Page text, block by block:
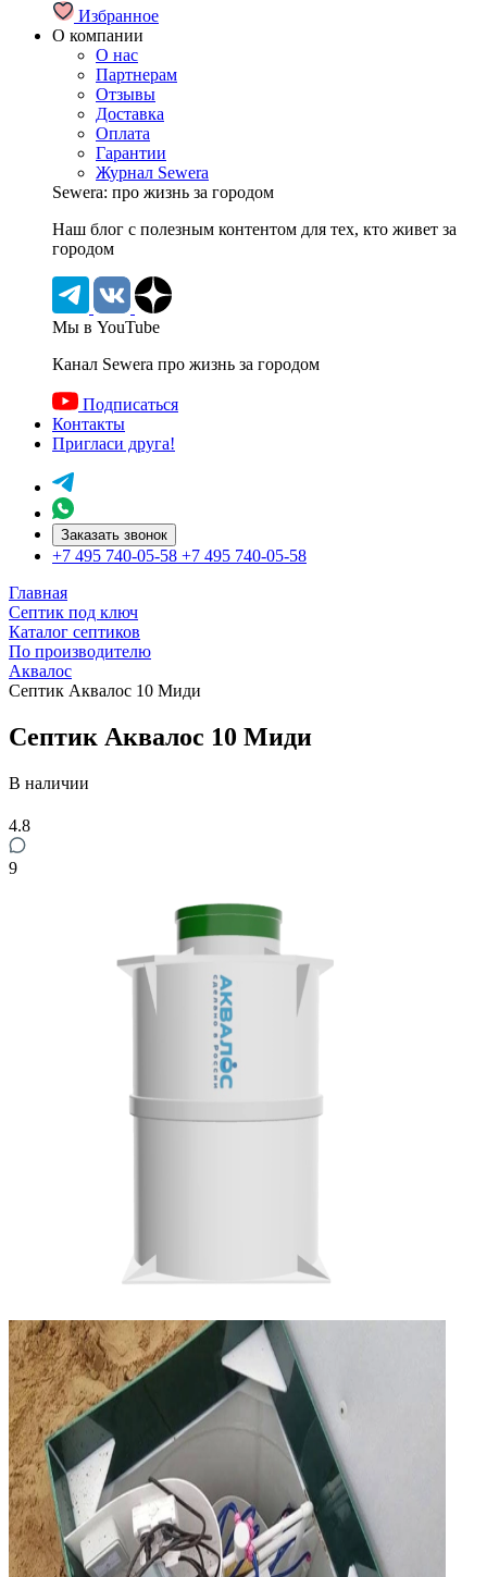
Избранное
О компании
О нас
Партнерам
Отзывы
Доставка
Оплата
Гарантии
Журнал Sewera
Sewera: про жизнь за городом
Наш блог c полезным контентом для тех, кто живет за
городом
Мы в YouTube
Канал Sewera про жизнь за городом
Подписаться
Контакты
Пригласи друга!
Заказать звонок
+7 495 740-05-58 +7 495 740-05-58
Главная
Септик под ключ
Каталог септиков
По производителю
Аквалос
Септик Аквалос 10 Миди
Септик Аквалос 10 Миди
В наличии
4.8
9